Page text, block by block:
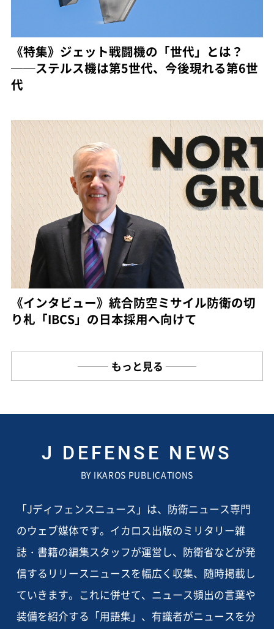
《特集》ジェット戦闘機の「世代」とは？
──ステルス機は第5世代、今後現れる第6世
代
《インタビュー》統合防空ミサイル防衛の切
り札「IBCS」の日本採用へ向けて
もっと見る
J DEFENSE NEWS
BY IKAROS PUBLICATIONS
「Jディフェンスニュース」は、防衛ニュース専門
のウェブ媒体です。イカロス出版のミリタリー雑
誌・書籍の編集スタッフが運営し、防衛省などが発
信するリリースニュースを幅広く収集、随時掲載し
ていきます。これに併せて、ニュース頻出の言葉や
装備を紹介する「用語集」、有識者がニュースを分